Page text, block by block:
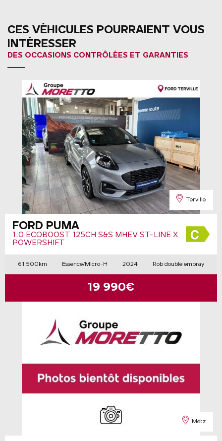
CES VÉHICULES POURRAIENT VOUS
INTÉRESSER
DES OCCASIONS CONTRÔLÉES ET GARANTIES
Terville
FORD PUMA
1.0 ECOBOOST 125CH S&S MHEV ST-LINE X
POWERSHIFT
61 500km Essence/Micro-H 2024 Rob double embray
19 990€
Metz